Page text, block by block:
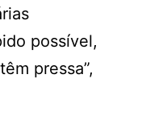
possível,
pressa”,